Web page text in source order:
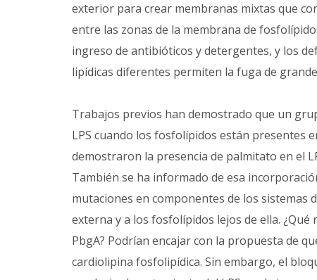
exterior para crear membranas mixtas que
entre las zonas de la membrana de
ingreso de antibióticos y detergentes, y los
lipídicas diferentes permiten la fuga de
Trabajos previos han demostrado que un
LPS cuando los fosfolípidos están presentes
demostraron la presencia de palmitato en el
También se ha informado de esa
mutaciones en componentes de los sistemas
externa y a los fosfolípidos lejos de ella.
PbgA? Podrían encajar con la propuesta de
cardiolipina fosfolipídica. Sin embargo, el